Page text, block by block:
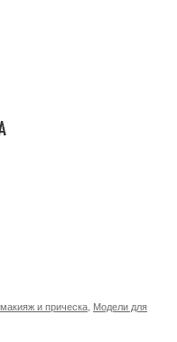
и прическа Модели для